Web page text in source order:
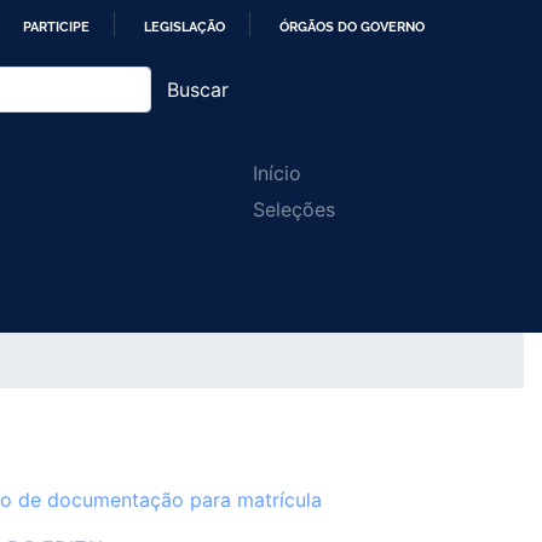
PARTICIPE LEGISLAÇÃO ÓRGÃOS DO GOVERNO
Buscar
Main
navigation
Início
Seleções
de documentação para matrícula